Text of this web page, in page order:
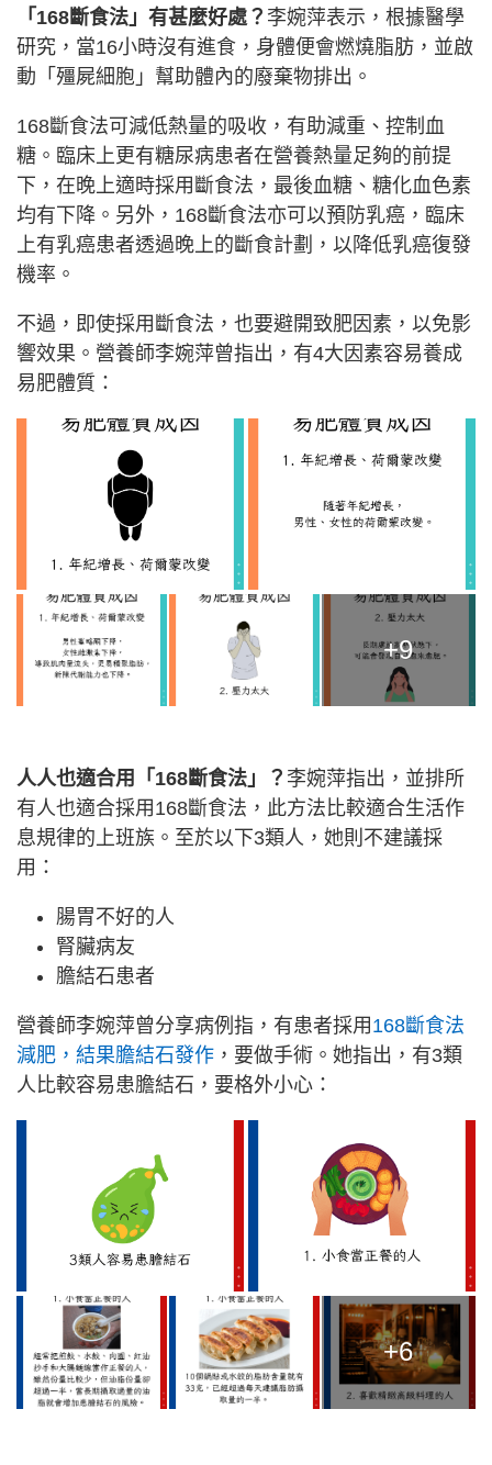
「168斷食法」有甚麼好處？ 李婉萍表示，根據醫學
研究，當16小時沒有進食，身體便會燃燒脂肪，並啟
動「殭屍細胞」幫助體內的廢棄物排出。
168斷食法可減低熱量的吸收，有助減重、控制血
糖。臨床上更有糖尿病患者在營養熱量足夠的前提
下，在晚上適時採用斷食法，最後血糖、糖化血色素
均有下降。另外，168斷食法亦可以預防乳癌，臨床
上有乳癌患者透過晚上的斷食計劃，以降低乳癌復發
機率。
不過，即使採用斷食法，也要避開致肥因素，以免影
響效果。營養師李婉萍曾指出，有4大因素容易養成
易肥體質：
+9
人人也適合用「168斷食法」？ 李婉萍指出，並排所
有人也適合採用168斷食法，此方法比較適合生活作
息規律的上班族。至於以下3類人，她則不建議採
用：
腸胃不好的人
腎臟病友
膽結石患者
營養師李婉萍曾分享病例指，有患者採用 168斷食法
減肥，結果膽結石發作 ，要做手術。她指出，有3類
人比較容易患膽結石，要格外小心：
+6